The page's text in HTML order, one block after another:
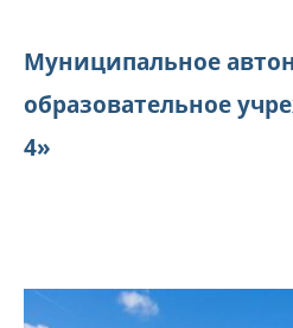
Муниципальное
образовательное
4»